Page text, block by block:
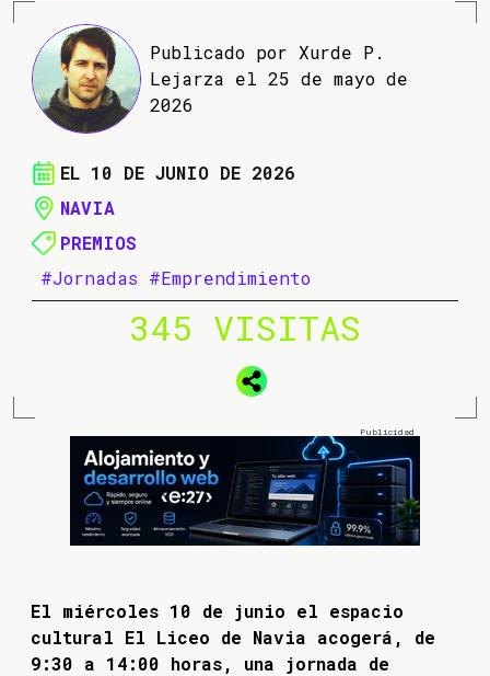
Publicado por Xurde P.
Lejarza el 25 de mayo de
2026
EL 10 DE JUNIO DE 2026
NAVIA
PREMIOS
#Jornadas #Emprendimiento
345 VISITAS
El miércoles 10 de junio el espacio
cultural El Liceo de Navia acogerá, de
9:30 a 14:00 horas, una jornada de